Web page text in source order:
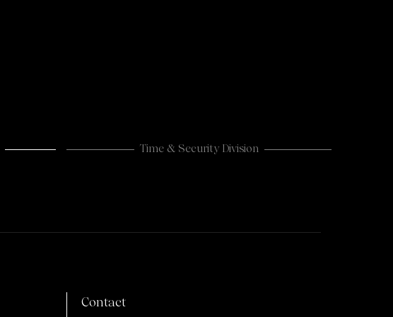
Time & Security Division
Contact